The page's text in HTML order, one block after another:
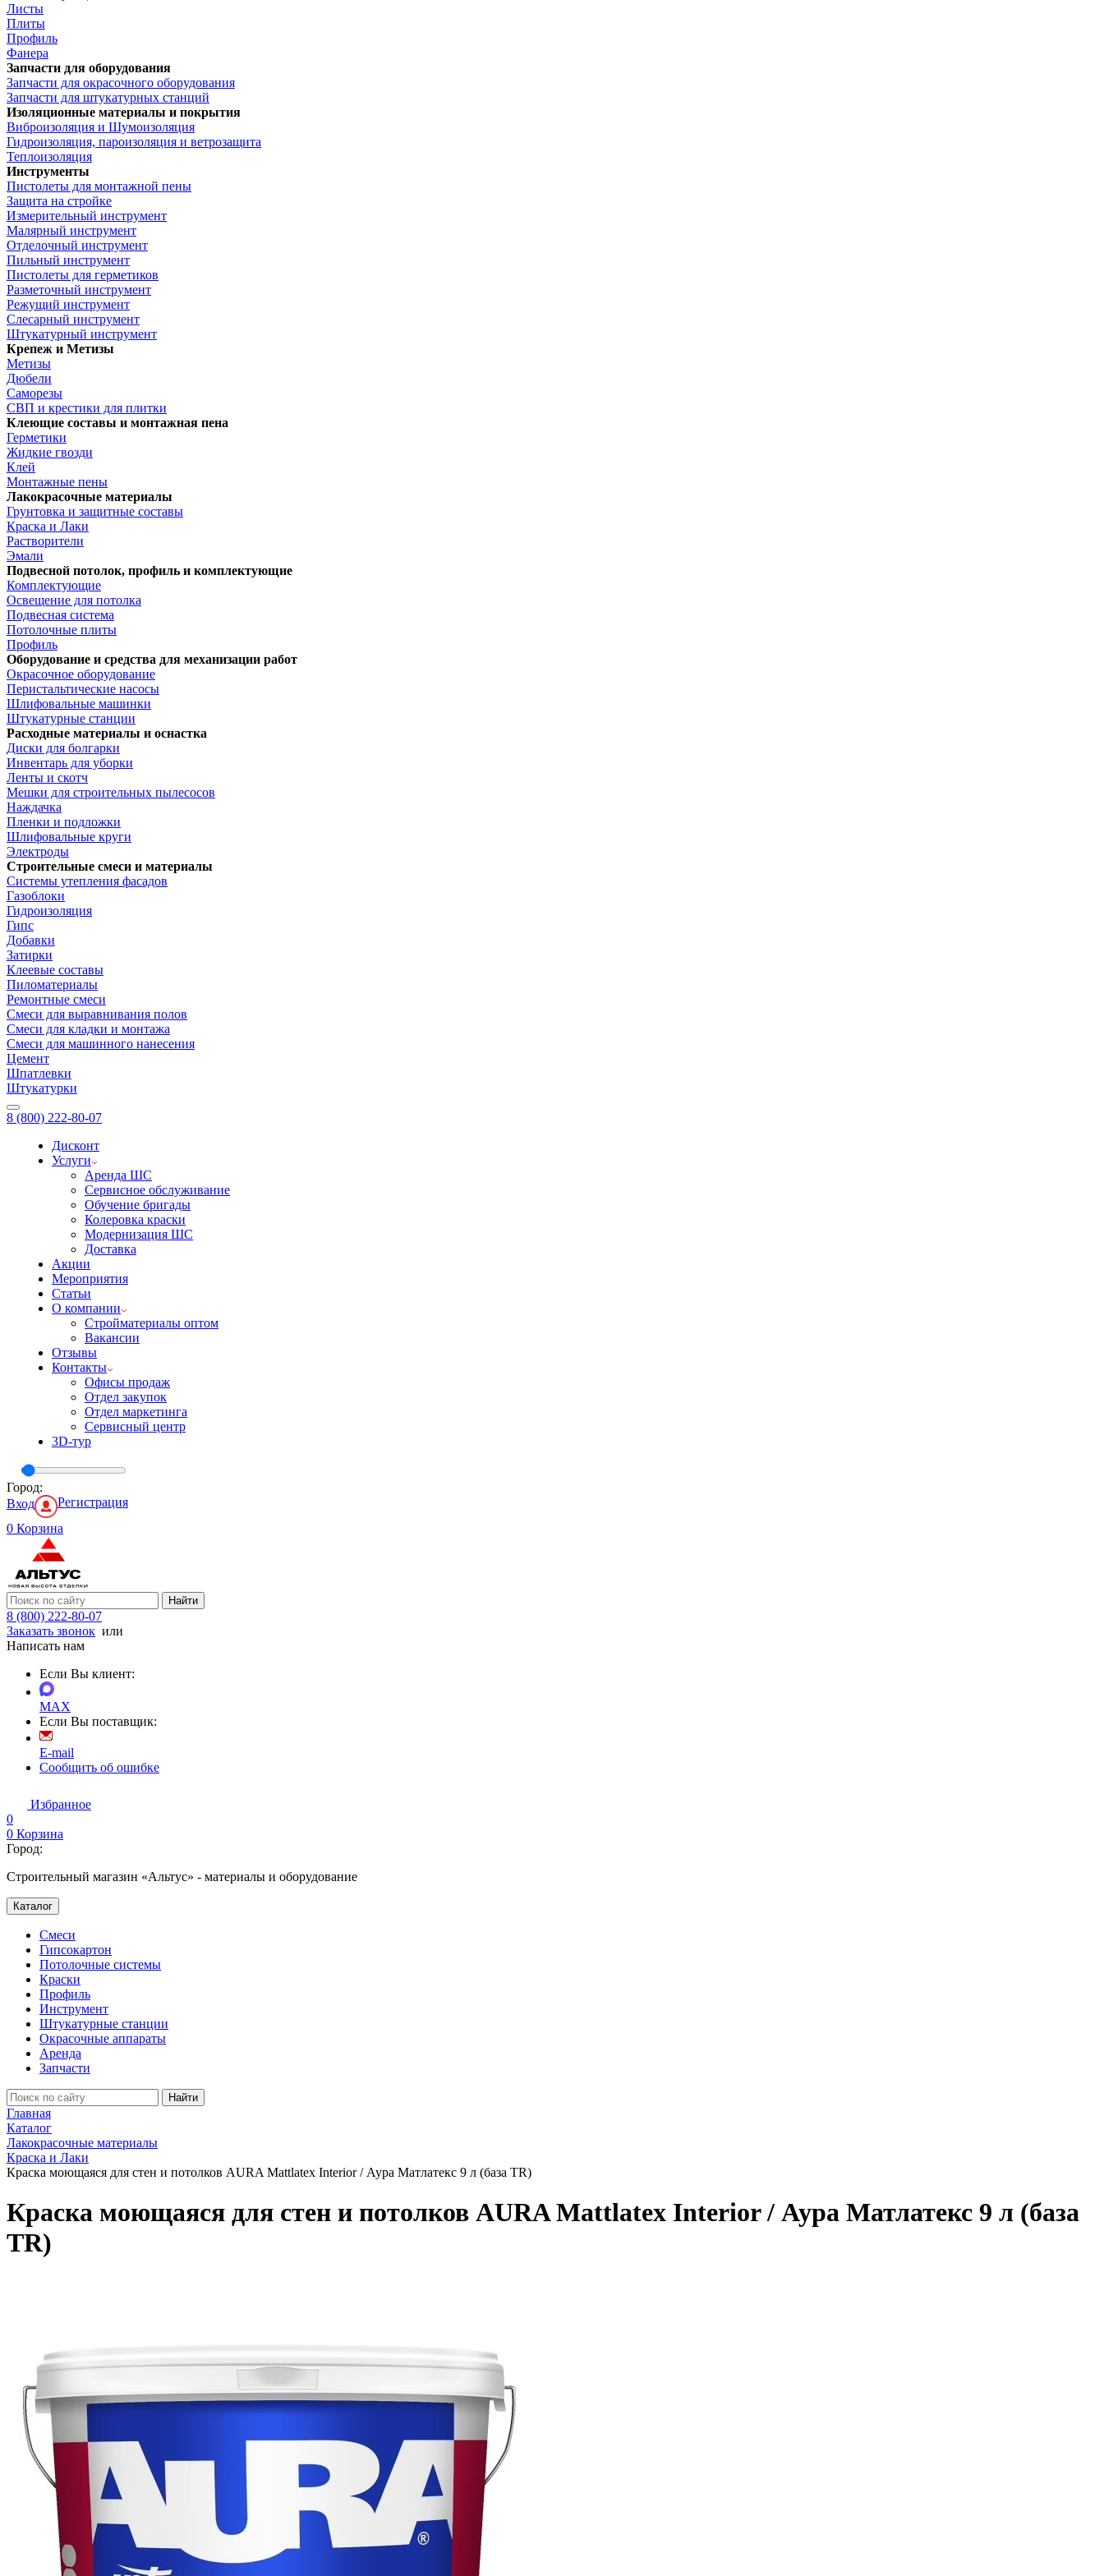
Листы
Плиты
Профиль
Фанера
Запчасти для оборудования
Запчасти для окрасочного оборудования
Запчасти для штукатурных станций
Изоляционные материалы и покрытия
Виброизоляция и Шумоизоляция
Гидроизоляция, пароизоляция и ветрозащита
Теплоизоляция
Инструменты
Пистолеты для монтажной пены
Защита на стройке
Измерительный инструмент
Малярный инструмент
Отделочный инструмент
Пильный инструмент
Пистолеты для герметиков
Разметочный инструмент
Режущий инструмент
Слесарный инструмент
Штукатурный инструмент
Крепеж и Метизы
Метизы
Дюбели
Саморезы
СВП и крестики для плитки
Клеющие составы и монтажная пена
Герметики
Жидкие гвозди
Клей
Монтажные пены
Лакокрасочные материалы
Грунтовка и защитные составы
Краска и Лаки
Растворители
Эмали
Подвесной потолок, профиль и комплектующие
Комплектующие
Освещение для потолка
Подвесная система
Потолочные плиты
Профиль
Оборудование и средства для механизации работ
Окрасочное оборудование
Перистальтические насосы
Шлифовальные машинки
Штукатурные станции
Расходные материалы и оснастка
Диски для болгарки
Инвентарь для уборки
Ленты и скотч
Мешки для строительных пылесосов
Наждачка
Пленки и подложки
Шлифовальные круги
Электроды
Строительные смеси и материалы
Системы утепления фасадов
Газоблоки
Гидроизоляция
Гипс
Добавки
Затирки
Клеевые составы
Пиломатериалы
Ремонтные смеси
Смеси для выравнивания полов
Смеси для кладки и монтажа
Смеси для машинного нанесения
Цемент
Шпатлевки
Штукатурки
8 (800) 222-80-07
Дисконт
Услуги
Аренда ШС
Сервисное обслуживание
Обучение бригады
Колеровка краски
Модернизация ШС
Доставка
Акции
Мероприятия
Статьи
О компании
Стройматериалы оптом
Вакансии
Отзывы
Контакты
Офисы продаж
Отдел закупок
Отдел маркетинга
Сервисный центр
3D-тур
Город:
Вход
Регистрация
0 Корзина
Найти
8 (800) 222-80-07
Заказать звонок или
Написать нам
Если Вы клиент:
MAX
Если Вы поставщик:
E-mail
Сообщить об ошибке
Избранное
0
0 Корзина
Город:
Строительный магазин «Альтус» - материалы и оборудование
Каталог
Смеси
Гипсокартон
Потолочные системы
Краски
Профиль
Инструмент
Штукатурные станции
Окрасочные аппараты
Аренда
Запчасти
Найти
Главная
Каталог
Лакокрасочные материалы
Краска и Лаки
Краска моющаяся для стен и потолков AURA Mattlatex Interior / Аура Матлатекс 9 л (база TR)
Краска моющаяся для стен и потолков AURA Mattlatex Interior / Аура Матлатекс 9 л (база
TR)